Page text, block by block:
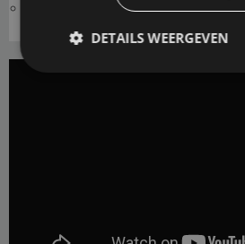
Geschikt voor elk model en type waterbed
DETAILS WEERGEVEN